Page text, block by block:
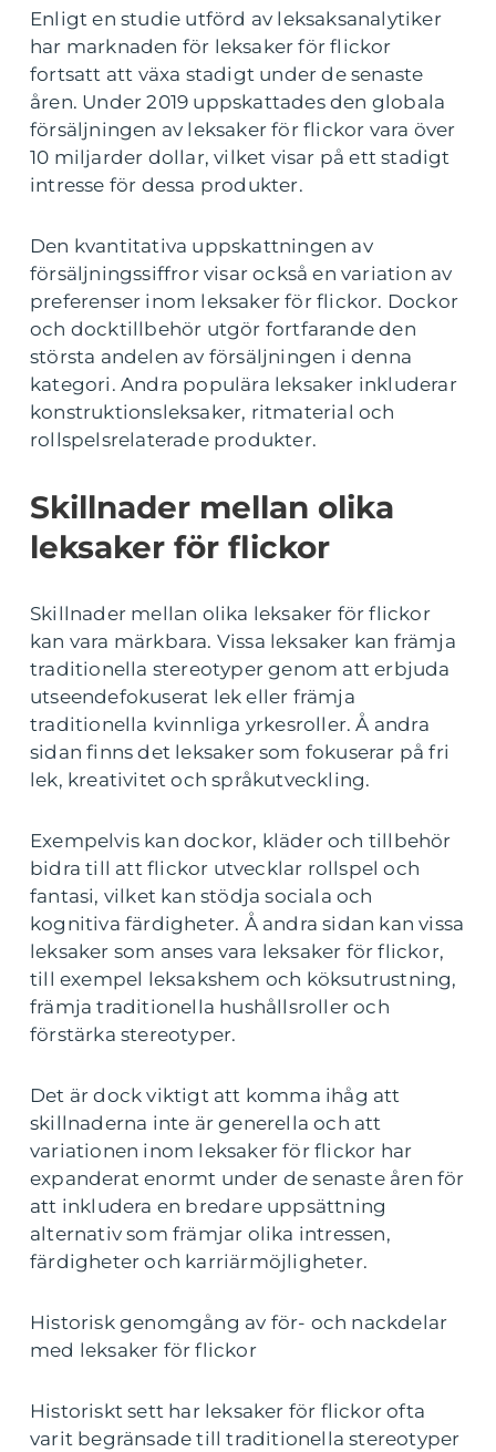
Enligt en studie utförd av leksaksanalytiker
har marknaden för leksaker för flickor
fortsatt att växa stadigt under de senaste
åren. Under 2019 uppskattades den globala
försäljningen av leksaker för flickor vara över
10 miljarder dollar, vilket visar på ett stadigt
intresse för dessa produkter.
Den kvantitativa uppskattningen av
försäljningssiffror visar också en variation av
preferenser inom leksaker för flickor. Dockor
och docktillbehör utgör fortfarande den
största andelen av försäljningen i denna
kategori. Andra populära leksaker inkluderar
konstruktionsleksaker, ritmaterial och
rollspelsrelaterade produkter.
Skillnader mellan olika
leksaker för flickor
Skillnader mellan olika leksaker för flickor
kan vara märkbara. Vissa leksaker kan främja
traditionella stereotyper genom att erbjuda
utseendefokuserat lek eller främja
traditionella kvinnliga yrkesroller. Å andra
sidan finns det leksaker som fokuserar på fri
lek, kreativitet och språkutveckling.
Exempelvis kan dockor, kläder och tillbehör
bidra till att flickor utvecklar rollspel och
fantasi, vilket kan stödja sociala och
kognitiva färdigheter. Å andra sidan kan vissa
leksaker som anses vara leksaker för flickor,
till exempel leksakshem och köksutrustning,
främja traditionella hushållsroller och
förstärka stereotyper.
Det är dock viktigt att komma ihåg att
skillnaderna inte är generella och att
variationen inom leksaker för flickor har
expanderat enormt under de senaste åren för
att inkludera en bredare uppsättning
alternativ som främjar olika intressen,
färdigheter och karriärmöjligheter.
Historisk genomgång av för- och nackdelar
med leksaker för flickor
Historiskt sett har leksaker för flickor ofta
varit begränsade till traditionella stereotyper